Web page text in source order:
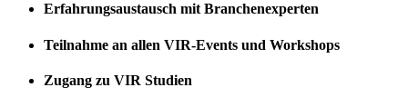
Erfahrungsaustausch mit Branchenexperten
Teilnahme an allen VIR-Events und Workshops
Zugang zu VIR Studien